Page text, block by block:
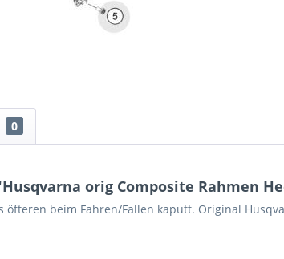
0
orig Composite Rahmen
öfteren beim Fahren/Fallen kaputt. Original